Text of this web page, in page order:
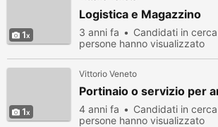
1
Logistica e Magazzino
3 anni fa Candidati in
persone hanno visualizzato
1
Vittorio Veneto
Portinaio o servizio per
4 anni fa Candidati in
persone hanno visualizzato